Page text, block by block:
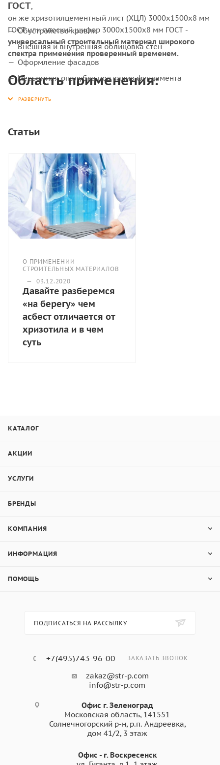
ГОСТ,
он же хризотилцементный лист (ХЦЛ) 3000х1500х8 мм
ГОСТ или плоский шифер 3000х1500х8 мм ГОСТ -
универсальный строительный материал широкого
спектра применения проверенный временем.
Область применения:
Обустройство кровли
Внешняя и внутренняя облицовка стен
Оформление фасадов
Несъемная опалубка под залив фундамента
Статьи
О ПРИМЕНЕНИИ
СТРОИТЕЛЬНЫХ МАТЕРИАЛОВ
—
03.12.2020
Давайте разберемся
«на берегу» чем
асбест отличается от
хризотила и в чем
суть
КАТАЛОГ
АКЦИИ
УСЛУГИ
БРЕНДЫ
КОМПАНИЯ
ИНФОРМАЦИЯ
ПОМОЩЬ
ПОДПИСАТЬСЯ НА РАССЫЛКУ
+7(495)743-96-00 ЗАКАЗАТЬ ЗВОНОК
zakaz@str-p.com
info@str-p.com
Офис г. Зеленоград
Московская область, 141551
Солнечногорский р-н, р.п. Андреевка,
дом 41/2, 3 этаж
Офис - г. Воскресенск